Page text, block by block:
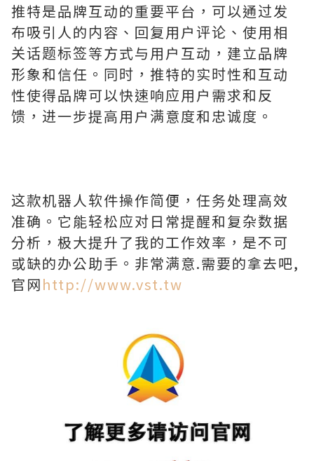
推特是品牌互动的重要平台，可以通过发
布吸引人的内容、回复用户评论、使用相
关话题标签等方式与用户互动，建立品牌
形象和信任。同时，推特的实时性和互动
性使得品牌可以快速响应用户需求和反
馈，进一步提高用户满意度和忠诚度。
这款机器人软件操作简便，任务处理高效
准确。它能轻松应对日常提醒和复杂数据
分析，极大提升了我的工作效率，是不可
或缺的办公助手。非常满意.需要的拿去吧,
官网http://www.vst.tw